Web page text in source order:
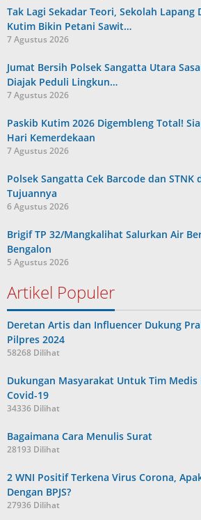
Tak Lagi Sekadar Teori, Sekolah Lapang
Kutim Bikin Petani Sawit…
7 Agustus 2026
Jumat Bersih Polsek Sangatta Utara
Diajak Peduli Lingkun…
7 Agustus 2026
Paskib Kutim 2026 Digembleng Total!
Hari Kemerdekaan
7 Agustus 2026
Polsek Sangatta Cek Barcode dan STNK
Tujuannya
6 Agustus 2026
Brigif TP 32/Mangkalihat Salurkan Air
Bengalon
5 Agustus 2026
Artikel Populer
Deretan Artis dan Influencer Dukung
Pilpres 2024
58268 Dilihat
Dukungan Masyarakat Untuk Tim Medis
Covid-19
34336 Dilihat
Bagaimana Cara Menulis Surat
28193 Dilihat
2 WNI Positif Terkena Virus Corona,
Dengan BPJS?
27936 Dilihat